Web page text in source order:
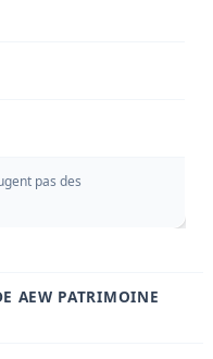
pas des
AEW PATRIMOINE